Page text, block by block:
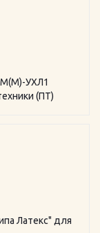
УХЛ1
(ПТ)
Латекс" для